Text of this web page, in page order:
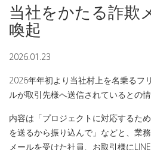
当社をかたる詐欺
喚起
2026.01.23
2026年年初より当社村上を名乗るフ
ルが取引先様へ送信されているとの
内容は「プロジェクトに対応するた
を送るから振り込んで」などと、業
メールを受けた社員、お取引様に